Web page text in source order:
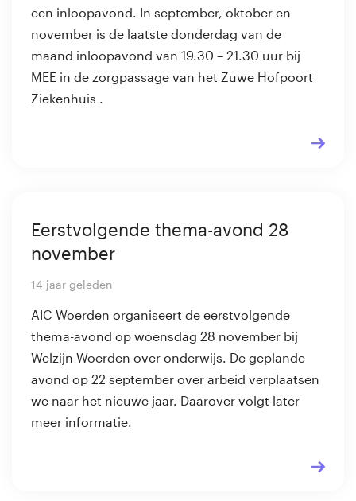
een inloopavond. In september, oktober en
november is de laatste donderdag van de
maand inloopavond van 19.30 – 21.30 uur bij
MEE in de zorgpassage van het Zuwe Hofpoort
Ziekenhuis .
Eerstvolgende thema-avond 28
november
14 jaar geleden
AIC Woerden organiseert de eerstvolgende
thema-avond op woensdag 28 november bij
Welzijn Woerden over onderwijs. De geplande
avond op 22 september over arbeid verplaatsen
we naar het nieuwe jaar. Daarover volgt later
meer informatie.